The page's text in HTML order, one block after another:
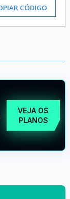
CÓDIGO
VEJA OS
PLANOS